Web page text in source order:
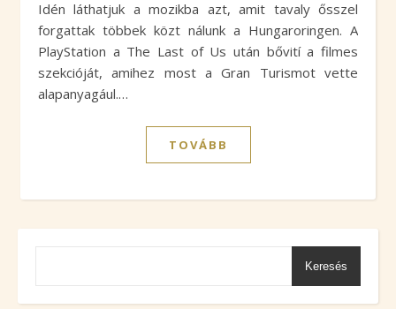
Idén láthatjuk a mozikba azt, amit tavaly ősszel
forgattak többek közt nálunk a Hungaroringen. A
PlayStation a The Last of Us után bővití a filmes
szekcióját, amihez most a Gran Turismot vette
alapanyagául.…
TOVÁBB
Keresés